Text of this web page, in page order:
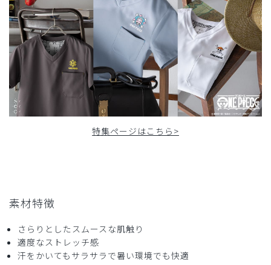
と大きめでした。
特に、ズボンが。
商品：R59Scrub Canvas Club:ONE PIECEスクラブト
ップス(男女兼用)/トラファルガー・ロー/S
0
サイズ感
ストレッチ感
当方歯科医院の女性院長です。30代の歯科助手2人のために
買いました。
特集ページはこちら>
素材特徴
さらりとしたスムースな肌触り
適度なストレッチ感
汗をかいてもサラサラで暑い環境でも快適